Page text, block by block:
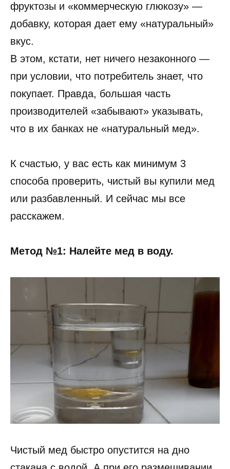
фруктозы и «коммерческую глюкозу» —
добавку, которая дает ему «натуральный»
вкус.
В этом, кстати, нет ничего незаконного —
при условии, что потребитель знает, что
покупает. Правда, большая часть
производителей «забывают» указывать,
что в их банках не «натуральный мед».
К счастью, у вас есть как минимум 3
способа проверить, чистый вы купили мед
или разбавленный. И сейчас мы все
расскажем.
Метод №1: Налейте мед в воду.
Чистый мед быстро опустится на дно